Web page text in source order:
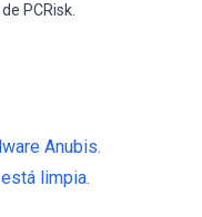
PCRisk.
Anubis.
limpia.